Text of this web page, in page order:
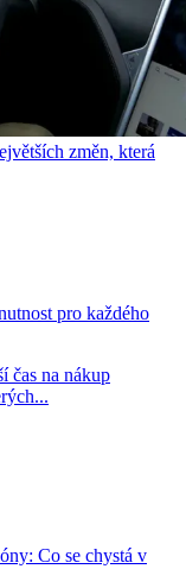
změn, která
pro každého
čas na nákup
Co se chystá v